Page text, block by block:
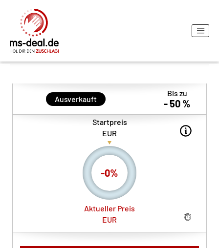
Ausverkauft
Bis zu
- 50 %
Startpreis
EUR
-0%
Aktueller Preis
EUR